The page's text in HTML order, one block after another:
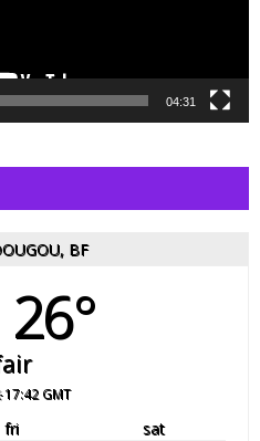
04:31
BF
26°
17:42 GMT
fri
sat